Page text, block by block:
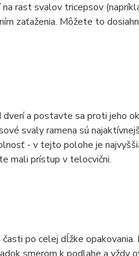
rast svalov tricepsov
zaťaženia. Môžete to
a postavte sa proti jeho
svaly ramena sú
- v tejto polohe je
mali prístup v telocvični.
po celej dĺžke